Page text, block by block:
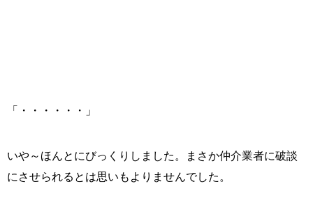
「・・・・・・」
いや～ほんとにびっくりしました。まさか仲介業者に破談
にさせられるとは思いもよりませんでした。